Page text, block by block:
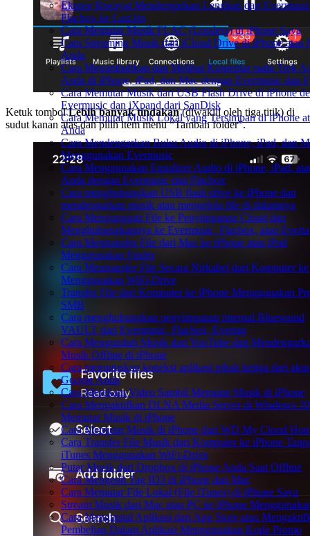
Ekspor Riwayat Mendengarkan Lengkap dari
Flacbox ke Last.fm
Cara Memutar Musik FLAC (Lossless) di iPhone Saya
Cara Streaming Musik dari iCloud Drive di iPhone atau
Anda
Cara Menambahkan dan Melihat Komentar pada Trek
Anda di iPhone, iPad, dan Mac dengan Evermusic dan
Cara Memutar Musik dari USB Flash Drive di iPhone
Evermusic dan iXpand dari SanDisk
Cara Memutar Musik Lokal yang Tersimpan di iPhone
Anda
Cara Mendengarkan Buku Audio di iPhone, iPad, dan
Menggunakan Evermusic
Cara Menggunakan Equalizer Audio di iPhone, iPad,
Anda dengan Evermusic dan Flacbox
Cara menghubungkan USB flash drive ke iPhone dan
mendengarkan musik atau mengelola file di dalamnya
Cara Mengunggah File ke Penyimpanan Cloud dan
Menghubungkannya ke Evermusic, Flacbox, atau
Cara Mentransfer File dari Mac ke iPhone atau iPad
Menggunakan Finder
Cara Mentransfer File Secara Nirkabel dari Komputer
Menggunakan WiFi-Drive
Transfer File dari Komputer ke iPhone Menggunakan
SMB
Cara menghubungkan penyimpanan internal Bluesound
VAULT dari Evermusic, Flacbox, Evertag
Cara Mengunduh Musik dari YouTube dan
Musik Offline di iPhone
Cara memutuskan koneksi aplikasi pihak ketiga dari
Google Anda
Cara Merekam Video Sambil Memutar Musik di iPhone
Cara Mengaktifkan DLNA Media Server di Windows
Memutar Musik di iPhone
Cara Memutar Musik di iPhone dari WD My Cloud
Cara Transfer File Musik dari Komputer ke iPhone
iTunes Menggunakan WiFi-Drive
Putar Musik dari Dropbox di iPhone Anda Saat Offline
Cara Mengedit Tag ID3 di iPhone dan Mac
Cara Memutar File Lokal (File iTunes) di iPhone Saya
Stream Musik dari Mac atau PC ke iPhone
Cara Menginstal Aplikasi dari App Store atau
Pembelian Dalam Aplikasi Menggunakan Kode Promo
Ketuk tombolLebih banyak tindakan(diwakili oleh tiga titik) di
sudut kanan atas dan pilih item menu “Tambah folder”.